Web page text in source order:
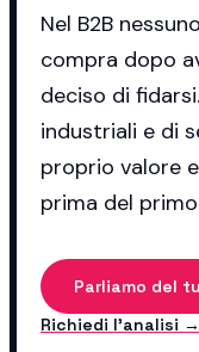
Nel B2B
compra dopo
deciso di
industriali e di
proprio valore
prima del
Parliamo del
Richiedi l'analisi →